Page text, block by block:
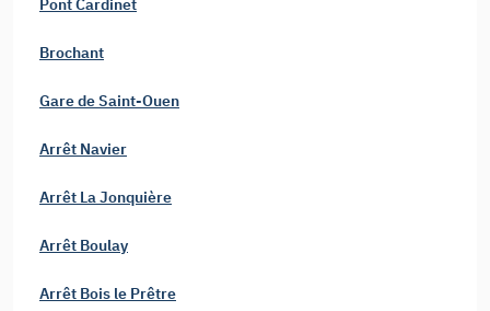
Pont Cardinet
Brochant
Gare de Saint-Ouen
Arrêt Navier
Arrêt La Jonquière
Arrêt Boulay
Arrêt Bois le Prêtre